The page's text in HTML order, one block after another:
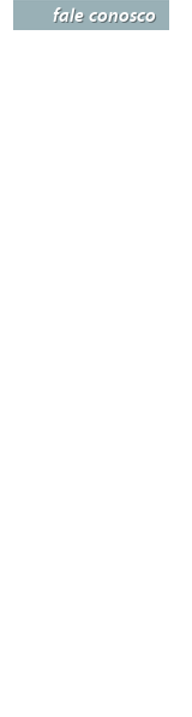
fale conosco